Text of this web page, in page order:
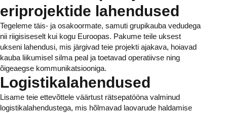
eriprojektide lahendused
Tegeleme täis- ja osakoormate, samuti grupikauba vedudega
nii riigisiseselt kui kogu Euroopas. Pakume teile uksest
ukseni lahendusi, mis järgivad teie projekti ajakava, hoiavad
kauba liikumisel silma peal ja toetavad operatiivse ning
õigeaegse kommunikatsiooniga.
Logistikalahendused
Lisame teie ettevõttele väärtust rätsepatööna valminud
logistikalahendustega, mis hõlmavad laovarude haldamise